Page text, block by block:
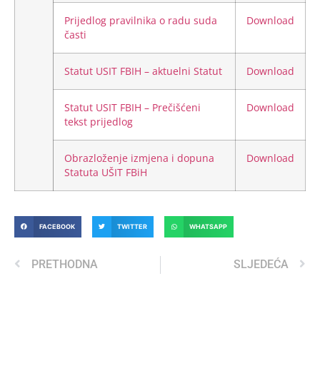
Prijedlog pravilnika o radu suda
časti
Download
Statut USIT FBIH – aktuelni Statut Download
Statut USIT FBIH – Prečišćeni
tekst prijedlog
Download
Obrazloženje izmjena i dopuna
Statuta UŠIT FBiH
Download
FACEBOOK TWITTER WHATSAPP
PRETHODNA SLJEDEĆA